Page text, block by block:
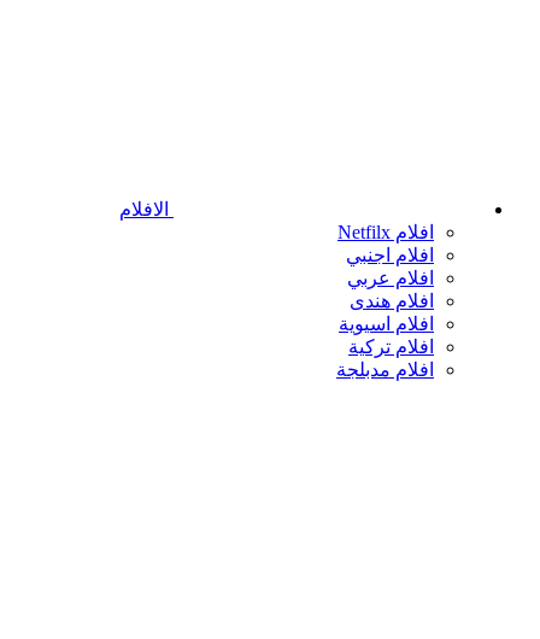
الافلام
افلام Netfilx
افلام اجنبي
افلام عربي
افلام هندى
افلام اسيوية
افلام تركية
افلام مدبلجة